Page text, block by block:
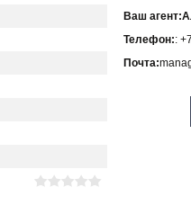
Ваш агент:
Телефон::
Почта: